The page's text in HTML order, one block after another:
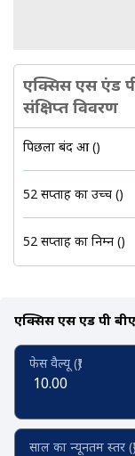
एक्सिस एस एंड
संक्षिप्त विवरण
पिछला बंद हुआ (₹)
52 सप्ताह का उच्च (₹)
52 सप्ताह का निम्न (₹)
एक्सिस एस एंड पी
फेस वैल्यू (₹)
10.00
साल का न्यूनतम स्तर